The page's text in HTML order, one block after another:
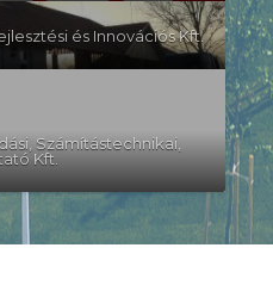
és Innovációs Kft.
Számítástechnikai,
Kft.